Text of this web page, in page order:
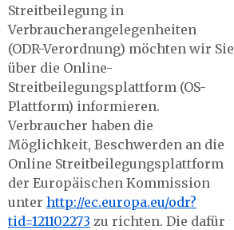
Streitbeilegung in
Verbraucherangelegenheiten
(ODR-Verordnung) möchten wir Sie
über die Online-
Streitbeilegungsplattform (OS-
Plattform) informieren.
Verbraucher haben die
Möglichkeit, Beschwerden an die
Online Streitbeilegungsplattform
der Europäischen Kommission
unter http://ec.europa.eu/odr?
tid=121102273 zu richten. Die dafür